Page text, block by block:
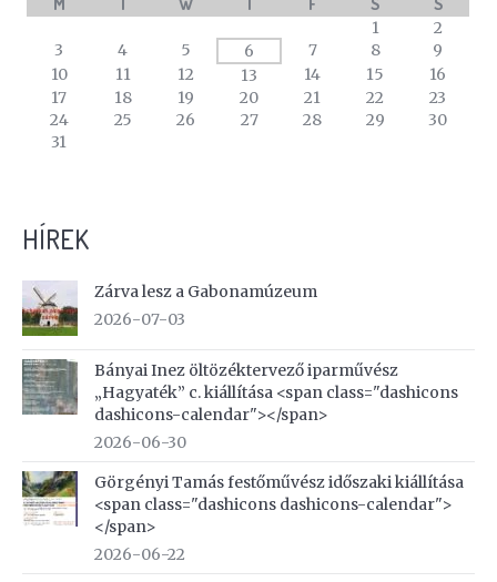
calendar
events
1
2
3
4 5 6 7 8
9
10
11 12 13 14 15
16
17
18 19 20 21 22
23
24
25 26 27 28 29
30
31
HÍREK
Zárva lesz a Gabonamúzeum
2026-07-03
Bányai Inez öltözéktervező iparművész
„Hagyaték” c. kiállítása <span class="dashicons
dashicons-calendar"></span>
2026-06-30
Görgényi Tamás festőművész időszaki kiállítása
<span class="dashicons dashicons-calendar">
</span>
2026-06-22